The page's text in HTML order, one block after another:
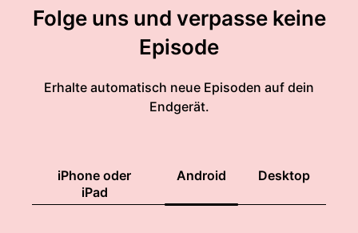
Folge uns und verpasse keine
Episode
Erhalte automatisch neue Episoden auf dein
Endgerät.
iPhone oder
iPad
Android Desktop